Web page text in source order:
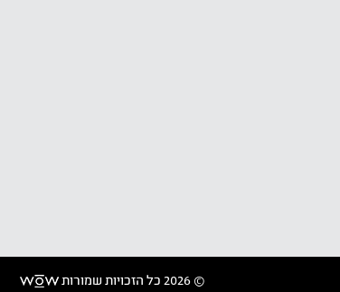
© 2026 כל הזכויות שמורות